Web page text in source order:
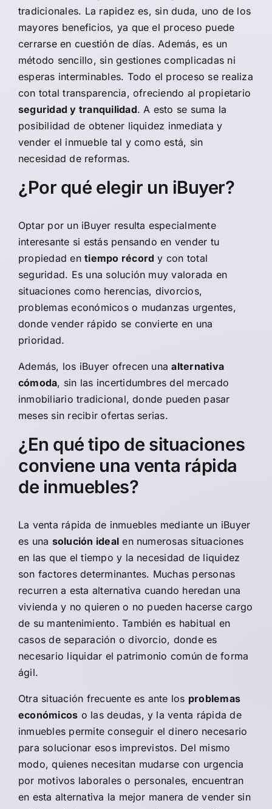
tradicionales. La rapidez es, sin duda, uno de los
mayores beneficios, ya que el proceso puede
cerrarse en cuestión de días. Además, es un
método sencillo, sin gestiones complicadas ni
esperas interminables. Todo el proceso se realiza
con total transparencia, ofreciendo al propietario
seguridad y tranquilidad. A esto se suma la
posibilidad de obtener liquidez inmediata y
vender el inmueble tal y como está, sin
necesidad de reformas.
¿Por qué elegir un iBuyer?
Optar por un iBuyer resulta especialmente
interesante si estás pensando en vender tu
propiedad entiempo récord y con total
seguridad. Es una solución muy valorada en
situaciones como herencias, divorcios,
problemas económicos o mudanzas urgentes,
donde vender rápido se convierte en una
prioridad.
Además, los iBuyer ofrecen unaalternativa
cómoda, sin las incertidumbres del mercado
inmobiliario tradicional, donde pueden pasar
meses sin recibir ofertas serias.
¿En qué tipo de situaciones
conviene una venta rápida
de inmuebles?
La venta rápida de inmuebles mediante un iBuyer
es una solución ideal en numerosas situaciones
en las que el tiempo y la necesidad de liquidez
son factores determinantes. Muchas personas
recurren a esta alternativa cuando heredan una
vivienda y no quieren o no pueden hacerse cargo
de su mantenimiento. También es habitual en
casos de separación o divorcio, donde es
necesario liquidar el patrimonio común de forma
ágil.
Otra situación frecuente es ante los problemas
económicos o las deudas, y la venta rápida de
inmuebles permite conseguir el dinero necesario
para solucionar esos imprevistos. Del mismo
modo, quienes necesitan mudarse con urgencia
por motivos laborales o personales, encuentran
en esta alternativa la mejor manera de vender sin